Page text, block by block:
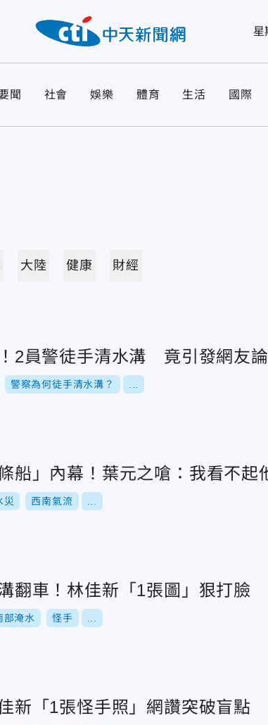
星
聞 社會 娛樂 體育 生活 國際
大陸 健康 財經
2員警徒手清水溝 竟引發網友
警察為何徒手清水溝？
船」內幕！葉元之嗆：我看不起
災 西南氣流
翻車！林佳新「1張圖」狠打臉
部淹水 怪手
「1張怪手照」網讚突破盲點